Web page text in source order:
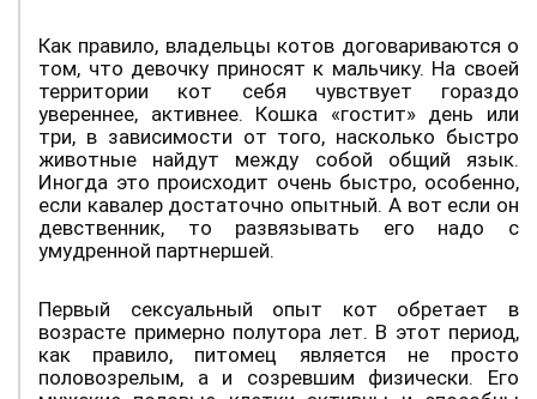
Как правило, владельцы котов договариваются о
том, что девочку приносят к мальчику. На своей
территории кот себя чувствует гораздо
увереннее, активнее. Кошка «гостит» день или
три, в зависимости от того, насколько быстро
животные найдут между собой общий язык.
Иногда это происходит очень быстро, особенно,
если кавалер достаточно опытный. А вот если он
девственник, то развязывать его надо с
умудренной партнершей.
Первый сексуальный опыт кот обретает в
возрасте примерно полутора лет. В этот период,
как правило, питомец является не просто
половозрелым, а и созревшим физически. Его